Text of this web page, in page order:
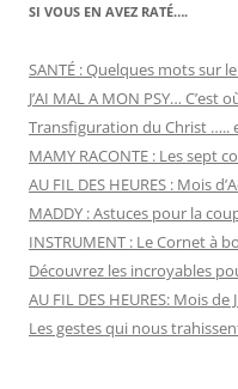
SI VOUS EN AVEZ RATÉ….
SANTÉ : Quelques mots sur
J’AI MAL A MON PSY…
Transfiguration du Christ …..
MAMY RACONTE : Les sept
AU FIL DES HEURES : Mois
MADDY : Astuces pour la
INSTRUMENT : Le Cornet à
Découvrez les incroyables
AU FIL DES HEURES: Mois de
Les gestes qui nous